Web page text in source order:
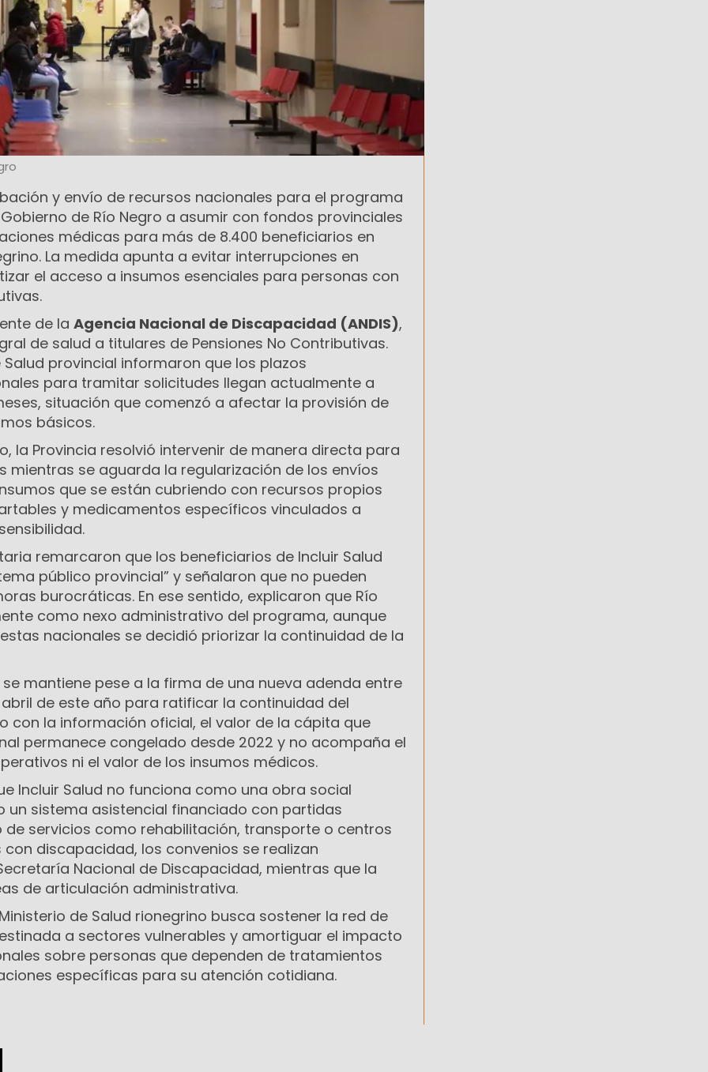
y envío de recursos nacionales para el programa
de Río Negro a asumir con fondos provinciales
médicas para más de 8.400 beneficiarios en
La medida apunta a evitar interrupciones en
el acceso a insumos esenciales para personas con
de la Agencia Nacional de Discapacidad (ANDIS),
de salud a titulares de Pensiones No Contributivas.
Salud provincial informaron que los plazos
para tramitar solicitudes llegan actualmente a
situación que comenzó a afectar la provisión de
básicos.
la Provincia resolvió intervenir de manera directa para
mientras se aguarda la regularización de los envíos
que se están cubriendo con recursos propios
y medicamentos específicos vinculados a
remarcaron que los beneficiarios de Incluir Salud
público provincial” y señalaron que no pueden
burocráticas. En ese sentido, explicaron que Río
como nexo administrativo del programa, aunque
nacionales se decidió priorizar la continuidad de la
mantiene pese a la firma de una nueva adenda entre
abril de este año para ratificar la continuidad del
con la información oficial, el valor de la cápita que
permanece congelado desde 2022 y no acompaña el
ni el valor de los insumos médicos.
Incluir Salud no funciona como una obra social
un sistema asistencial financiado con partidas
de servicios como rehabilitación, transporte o centros
discapacidad, los convenios se realizan
Nacional de Discapacidad, mientras que la
de articulación administrativa.
de Salud rionegrino busca sostener la red de
a sectores vulnerables y amortiguar el impacto
sobre personas que dependen de tratamientos
específicas para su atención cotidiana.